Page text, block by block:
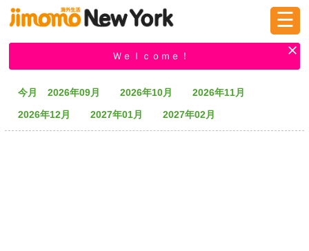
掲示板 タウン情報 教えて！
☰
Ｗｅｌｃｏｍｅ！
今月 2026年09月 2026年10月
2026年11月
2026年12月
2027年01月 2027年02月